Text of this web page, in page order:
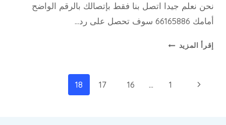
نحن نعلم جيدا اتصل بنا فقط بإتصالك بالرقم الواضح
أمامك 66165886 سوف تحصل على رد…
إقرأ المزيد تصليح
تنقلالصفحة
1
…
16
17
18